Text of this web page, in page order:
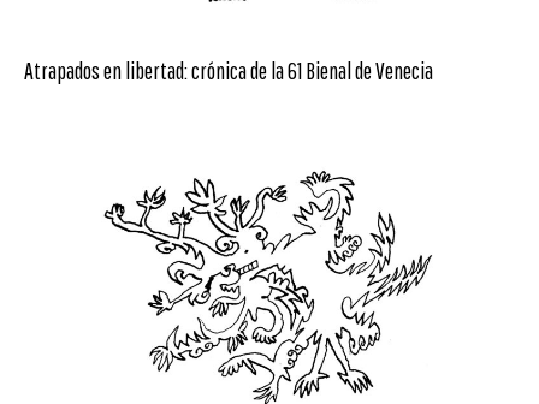
Atrapados en libertad: crónica de la 61 Bienal de Venecia